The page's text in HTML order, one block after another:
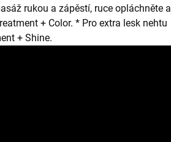
rukou a zápěstí, ruce opláchněte a
+ Color. * Pro extra lesk nehtu
+ Shine.